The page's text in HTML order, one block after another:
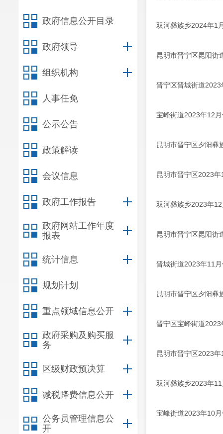
政府信息公开目录
政府领导
组织机构
人事任免
公示公告
政策解读
会议信息
政府工作报告
政府网站工作年度
报表
统计信息
规划计划
重点领域信息公开
政府采购及购买服
务
区级财政预决算
减税降费信息公开
公务员管理信息公
开
双河彝族乡2024年1
昆明市晋宁区昆阳街
晋宁区晋城街道
宝峰街道2023年12
昆明市晋宁区夕阳彝
昆明市晋宁区2023
双河彝族乡2023年
昆明市晋宁区昆阳街
晋城街道2023年11
昆明市晋宁区夕阳彝
晋宁区宝峰街道
昆明市晋宁区2023
双河彝族乡2023年
宝峰街道2023年10